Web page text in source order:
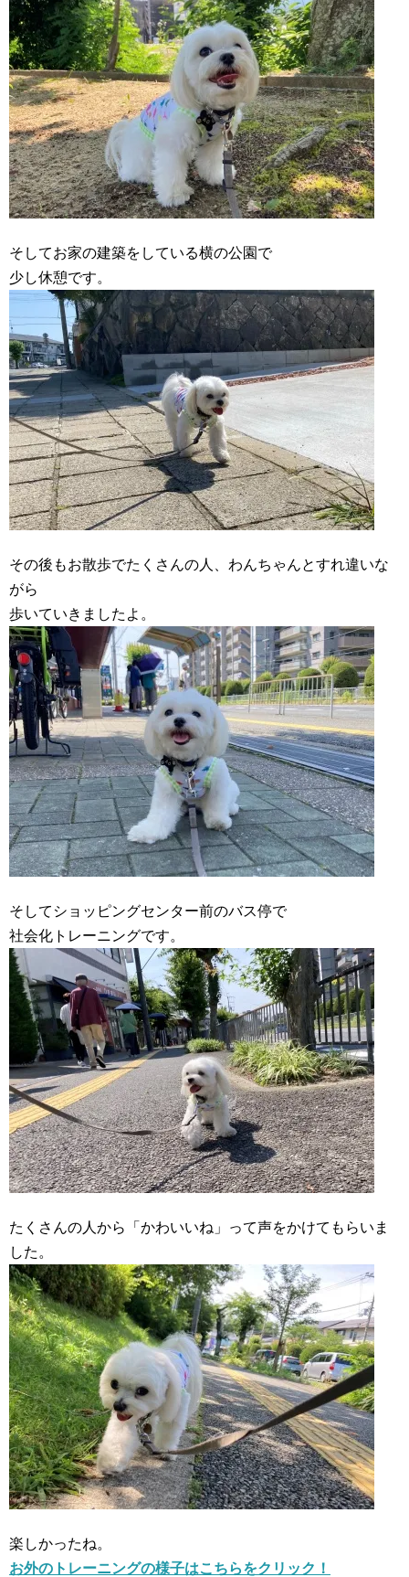
そしてお家の建築をしている横の公園で
少し休憩です。
その後もお散歩でたくさんの人、わんちゃんとすれ違いな
がら
歩いていきましたよ。
そしてショッピングセンター前のバス停で
社会化トレーニングです。
たくさんの人から「かわいいね」って声をかけてもらいま
した。
楽しかったね。
お外のトレーニングの様子はこちらをクリック！